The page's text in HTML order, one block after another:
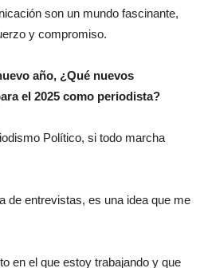
son un mundo fascinante,
y compromiso.
año, ¿Qué nuevos
el 2025 como periodista?
Político, si todo marcha
de entrevistas, es una idea que me
en el que estoy trabajando y que